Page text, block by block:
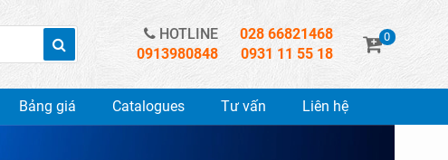
HOTLINE
028 66821468
0913980848
0931 11 55 18
0
Bảng giá Catalogues Tư vấn Liên hệ